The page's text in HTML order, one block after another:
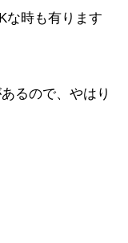
な時も有ります
るので、やはり